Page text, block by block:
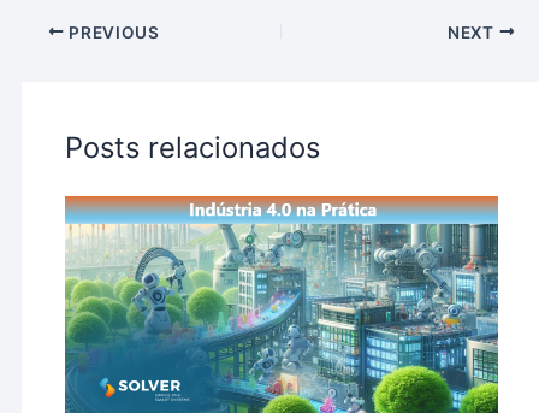
PREVIOUS NEXT
Posts relacionados